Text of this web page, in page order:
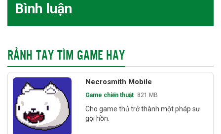
Bình luận
RẢNH TAY TÌM GAME HAY
Necrosmith Mobile
Game chiến thuật 821 MB
Cho game thủ trở thành một pháp sư
gọi hồn.